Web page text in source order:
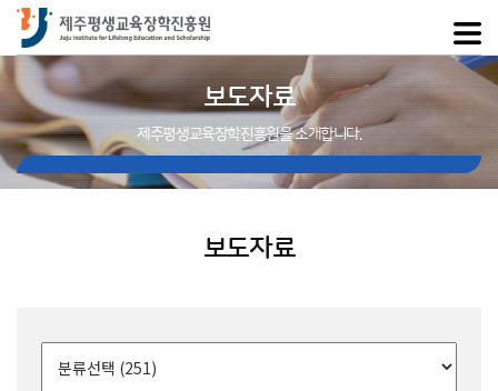
보도자료
제주평생교육장학진흥원을 소개합니다.
보도자료